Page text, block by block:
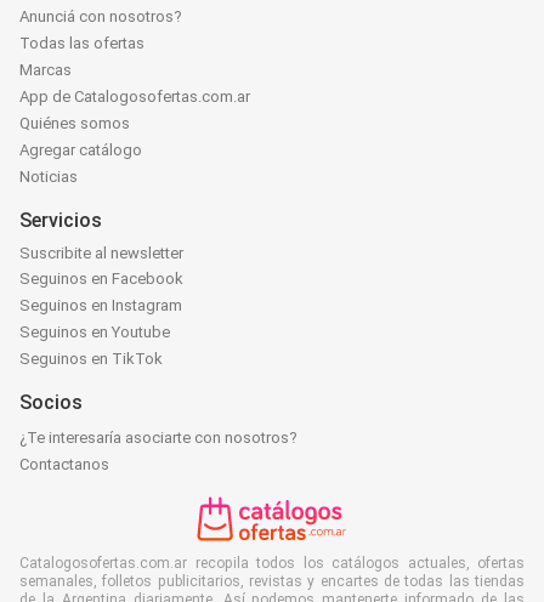
Anunciá con nosotros?
Todas las ofertas
Marcas
App de Catalogosofertas.com.ar
Quiénes somos
Agregar catálogo
Noticias
Servicios
Suscribite al newsletter
Seguinos en Facebook
Seguinos en Instagram
Seguinos en Youtube
Seguinos en TikTok
Socios
¿Te interesaría asociarte con nosotros?
Contactanos
Catalogosofertas.com.ar recopila todos los catálogos actuales, ofertas
semanales, folletos publicitarios, revistas y encartes de todas las tiendas